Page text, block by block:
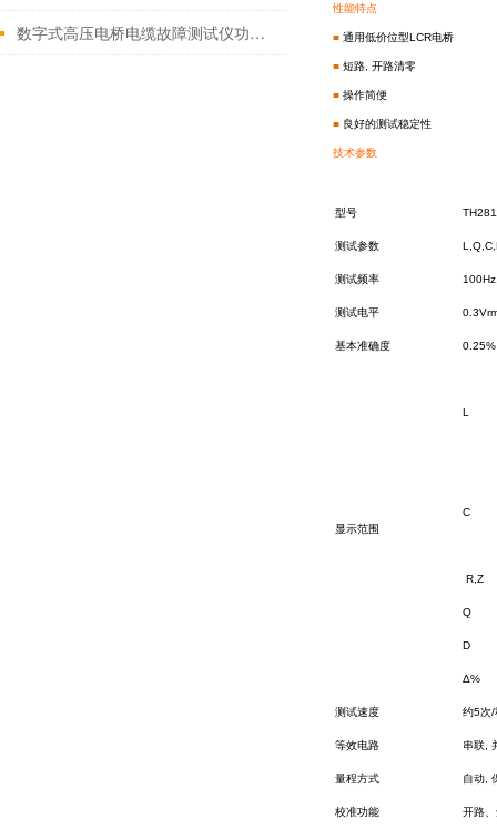
数字式高压电桥电缆故障测试仪功能及特点
性能特点
■ 通用低价位型LCR电桥
■ 短路, 开路清零
■ 操作简便
■ 良好的测试稳定性
技术参数
型号
测试参数
测试频率
测试电平
基本准确度 0.25%
L
显示范围
C
R,Z
Q
D
Δ%
测试速度 约5次/
等效电路 串联,
量程方式 自动,
校准功能 开路